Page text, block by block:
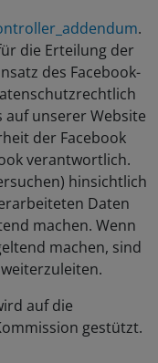
.
die Erteilung der
des Facebook-
unserer Website
der Facebook
verantwortlich.
hinsichtlich
Daten
machen. Wenn
machen, sind
auf die
gestützt.